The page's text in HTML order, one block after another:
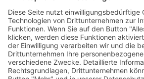
Verfügbarkeit/Verträglichkeit
Rechtliches
Widerrufsrecht und Widerrufsformular
Impressum